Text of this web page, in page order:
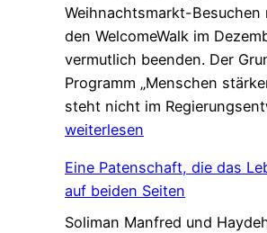
Weihnachtsmarkt-Besuchen
den WelcomeWalk im
vermutlich beenden. Der
Programm „Menschen
steht nicht im
weiterlesen
Eine Patenschaft, die das
auf beiden Seiten
Soliman Manfred und